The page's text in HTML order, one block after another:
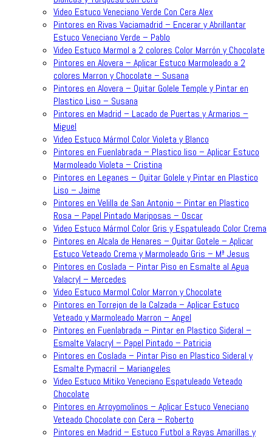
Video Estuco Veneciano Verde Con Cera Alex
Pintores en Rivas Vaciamadrid – Encerar y Abrillantar
Estuco Veneciano Verde – Pablo
Video Estuco Marmol a 2 colores Color Marrón y Chocolate
Pintores en Alovera – Aplicar Estuco Marmoleado a 2
colores Marron y Chocolate – Susana
Pintores en Alovera – Quitar Golele Temple y Pintar en
Plastico Liso – Susana
Pintores en Madrid – Lacado de Puertas y Armarios –
Miguel
Video Estuco Mármol Color Violeta y Blanco
Pintores en Fuenlabrada – Plastico liso – Aplicar Estuco
Marmoleado Violeta – Cristina
Pintores en Leganes – Quitar Golele y Pintar en Plastico
Liso – Jaime
Pintores en Velilla de San Antonio – Pintar en Plastico
Rosa – Papel Pintado Mariposas – Oscar
Video Estuco Mármol Color Gris y Espatuleado Color Crema
Pintores en Alcala de Henares – Quitar Gotele – Aplicar
Estuco Veteado Crema y Marmoleado Gris – Mª Jesus
Pintores en Coslada – Pintar Piso en Esmalte al Agua
Valacryl – Mercedes
Video Estuco Marmol Color Marron y Chocolate
Pintores en Torrejon de la Calzada – Aplicar Estuco
Veteado y Marmoleado Marron – Angel
Pintores en Fuenlabrada – Pintar en Plastico Sideral –
Esmalte Valacryl – Papel Pintado – Patricia
Pintores en Coslada – Pintar Piso en Plastico Sideral y
Esmalte Pymacril – Mariangeles
Video Estuco Mitiko Veneciano Espatuleado Veteado
Chocolate
Pintores en Arroyomolinos – Aplicar Estuco Veneciano
Veteado Chocolate con Cera – Roberto
Pintores en Madrid – Estuco Futbol a Rayas Amarillas y